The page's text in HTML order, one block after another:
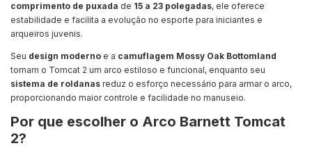
comprimento de puxada de 15 a 23 polegadas, ele oferece
estabilidade e facilita a evolução no esporte para iniciantes e
arqueiros juvenis.
Seu design moderno e a camuflagem Mossy Oak Bottomland
tornam o Tomcat 2 um arco estiloso e funcional, enquanto seu
sistema de roldanas reduz o esforço necessário para armar o arco,
proporcionando maior controle e facilidade no manuseio.
Por que escolher o Arco Barnett Tomcat
2?